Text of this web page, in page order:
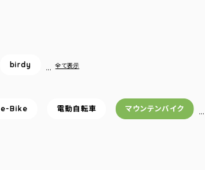
birdy … 全て表示
e-Bike 電動自転車 マウンテンバイク …